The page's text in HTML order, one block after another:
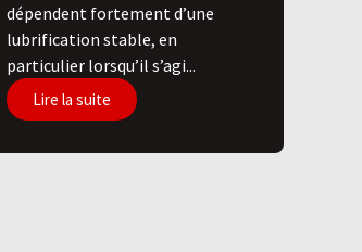
dépendent fortement d’une
lubrification stable, en
particulier lorsqu’il s’agi...
Lire la suite